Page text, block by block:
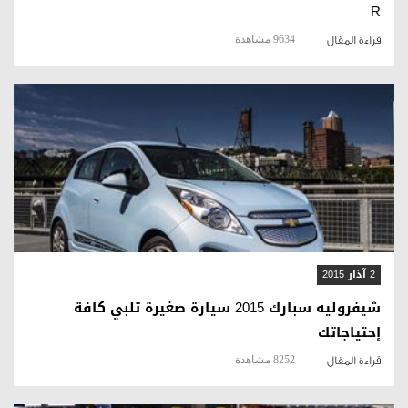
R
قراءة المقال 9634 مشاهدة
قراءة المقال
2 آذار 2015
شيفروليه سبارك 2015 سيارة صغيرة تلبي كافة
إحتياجاتك
قراءة المقال 8252 مشاهدة